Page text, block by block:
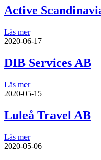
Active
Läs mer
2020-06-17
DIB Services AB
Läs mer
2020-05-15
Luleå Travel AB
Läs mer
2020-05-06